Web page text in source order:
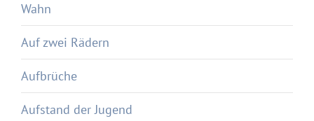
Wahn
Auf zwei Rädern
Aufbrüche
Aufstand der Jugend